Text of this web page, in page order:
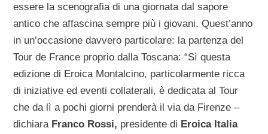
essere la scenografia di una giornata dal sapore
antico che affascina sempre più i giovani. Quest’anno
in un’occasione davvero particolare: la partenza del
Tour de France proprio dalla Toscana: “Sì questa
edizione di Eroica Montalcino, particolarmente ricca
di iniziative ed eventi collaterali, è dedicata al Tour
che da lì a pochi giorni prenderà il via da Firenze –
dichiara Franco Rossi, presidente di Eroica Italia